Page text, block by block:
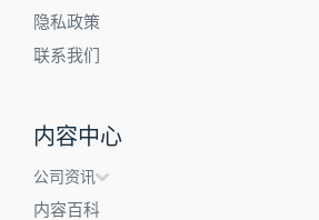
隐私政策
联系我们
内容中心
公司资讯
内容百科